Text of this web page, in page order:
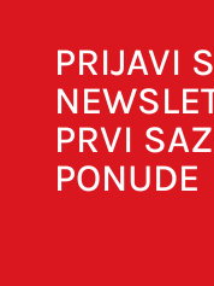
PRIJAVI
PRVI
PONUDE